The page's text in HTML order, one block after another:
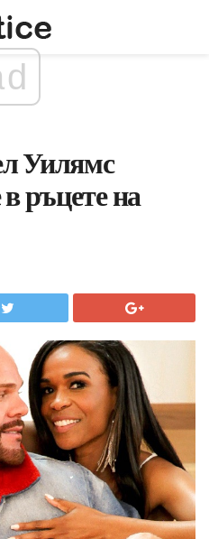
Уилямс
ръцете на